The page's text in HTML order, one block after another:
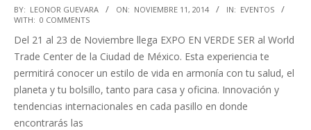
2014-
11-
11
BY: LEONOR GUEVARA ON: NOVIEMBRE 11, 2014 IN: EVENTOS
WITH: 0 COMMENTS
Del 21 al 23 de Noviembre llega EXPO EN VERDE SER al World
Trade Center de la Ciudad de México. Esta experiencia te
permitirá conocer un estilo de vida en armonía con tu salud, el
planeta y tu bolsillo, tanto para casa y oficina. Innovación y
tendencias internacionales en cada pasillo en donde
encontrarás las